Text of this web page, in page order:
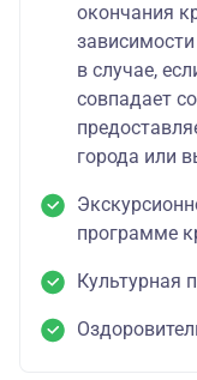
окончания
в случае,
совпадает
города или
программе
Культурная